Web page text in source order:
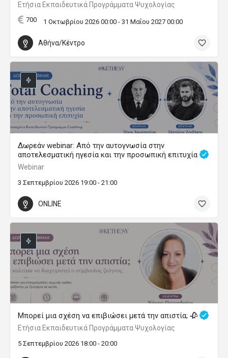
Ετήσια Εκπαιδευτικά Προγράμματα Ψυχολογίας
700 1 Οκτωβρίου 2026 00:00 - 31 Μαΐου 2027 00:00
Αθήνα/Κέντρο
Δωρεάν webinar: Από την αυτογνωσία στην
αποτελεσματική ηγεσία και την προσωπική επιτυχία
Webinar
3 Σεπτεμβρίου 2026 19:00 - 21:00
ONLINE
Μπορεί μια σχέση να επιβιώσει μετά την απιστία; 🥀
Ετήσια Εκπαιδευτικά Προγράμματα Ψυχολογίας
5 Σεπτεμβρίου 2026 18:00 - 20:00